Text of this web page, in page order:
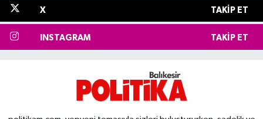
X TAKIP ET
INSTAGRAM TAKIP ET